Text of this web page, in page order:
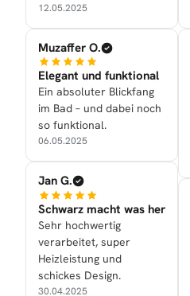
12.05.2025
Muzaffer O.
Elegant und funktional
Ein absoluter Blickfang
im Bad – und dabei noch
so funktional.
06.05.2025
Jan G.
Schwarz macht was her
Sehr hochwertig
verarbeitet, super
Heizleistung und
schickes Design.
30.04.2025